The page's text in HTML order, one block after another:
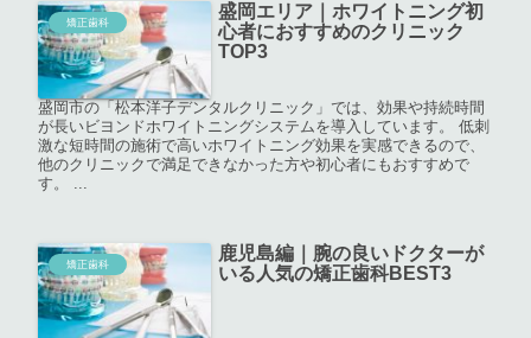
矯正歯科
盛岡エリア｜ホワイトニング初
心者におすすめのクリニック
TOP3
盛岡市の「松本洋子デンタルクリニック」では、効果や持続時間
が長いビヨンドホワイトニングシステムを導入しています。 低刺
激な短時間の施術で高いホワイトニング効果を実感できるので、
他のクリニックで満足できなかった方や初心者にもおすすめで
す。 ...
矯正歯科
鹿児島編｜腕の良いドクターが
いる人気の矯正歯科BEST3